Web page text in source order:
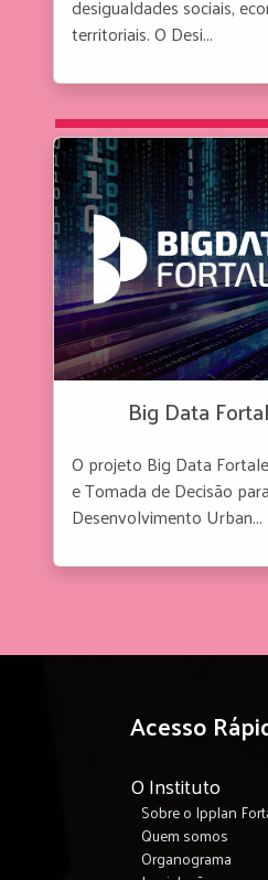
desigualdades sociais,
territoriais. O Desi...
Big Data
O projeto Big Data
e Tomada de Decisão
Desenvolvimento Urban...
Acesso
O Instituto
Sobre o Ipplan
Quem somos
Organograma